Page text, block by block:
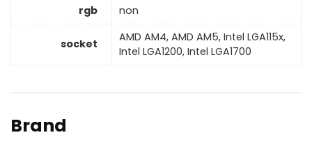
rgb
non
socket
AMD AM4, AMD AM5, Intel LGA115x,
Intel LGA1200, Intel LGA1700
Brand